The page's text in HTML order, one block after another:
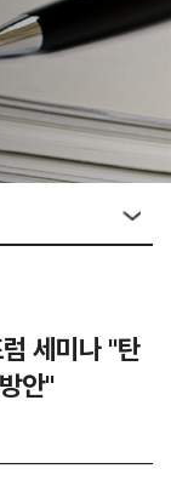
세미나 "탄
안"